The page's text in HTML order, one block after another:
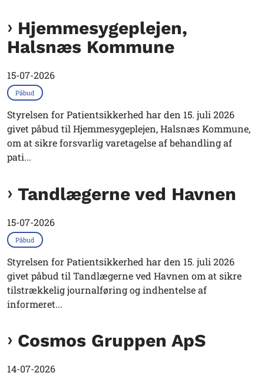
Hjemmesygeplejen,
Halsnæs Kommune
15-07-2026
Påbud
Styrelsen for Patientsikkerhed har den 15. juli 2026
givet påbud til Hjemmesygeplejen, Halsnæs Kommune,
om at sikre forsvarlig varetagelse af behandling af
pati...
Tandlægerne ved Havnen
15-07-2026
Påbud
Styrelsen for Patientsikkerhed har den 15. juli 2026
givet påbud til Tandlægerne ved Havnen om at sikre
tilstrækkelig journalføring og indhentelse af
informeret...
Cosmos Gruppen ApS
14-07-2026